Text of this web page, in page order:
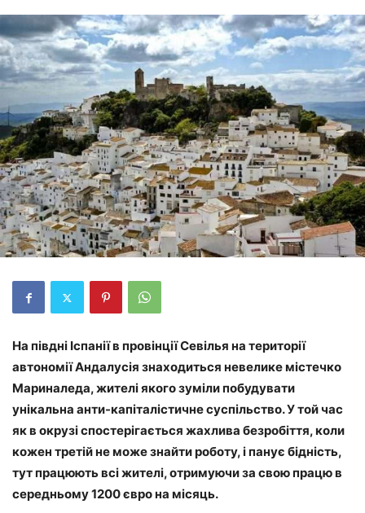
На півдні Іспанії в провінції Севілья на території
автономії Андалусія знаходиться невелике містечко
Мариналеда, жителі якого зуміли побудувати
унікальна анти-капіталістичне суспільство. У той час
як в окрузі спостерігається жахлива безробіття, коли
кожен третій не може знайти роботу, і панує бідність,
тут працюють всі жителі, отримуючи за свою працю в
середньому 1200 євро на місяць.